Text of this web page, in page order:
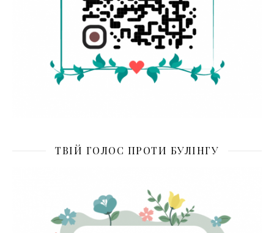
ТВІЙ ГОЛОС ПРОТИ БУЛІНГУ